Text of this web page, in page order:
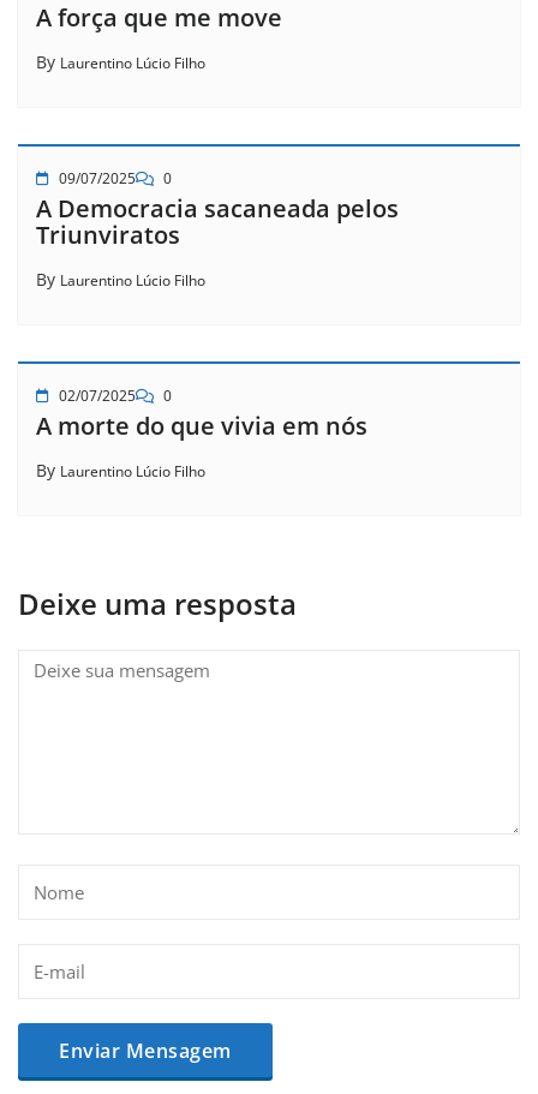
A força que me move
By Laurentino Lúcio Filho
09/07/2025 0
A Democracia sacaneada pelos
Triunviratos
By Laurentino Lúcio Filho
02/07/2025 0
A morte do que vivia em nós
By Laurentino Lúcio Filho
Deixe uma resposta